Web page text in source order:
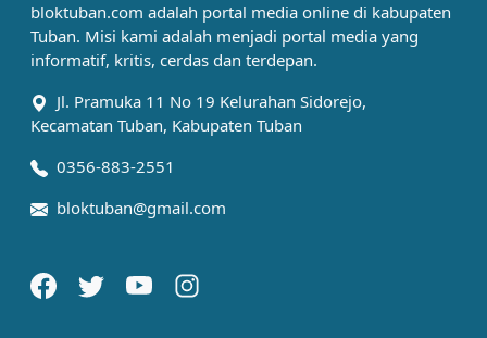
bloktuban.com adalah portal media online di kabupaten
Tuban. Misi kami adalah menjadi portal media yang
informatif, kritis, cerdas dan terdepan.
Jl. Pramuka 11 No 19 Kelurahan Sidorejo,
Kecamatan Tuban, Kabupaten Tuban
0356-883-2551
bloktuban@gmail.com